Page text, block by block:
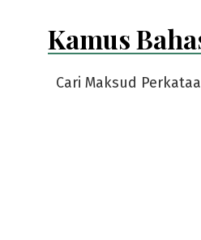
Kamus
Cari Maksud